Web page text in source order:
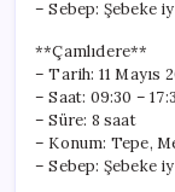
– Sebep: Şebeke
**Çamlıdere**
– Tarih: 11 Mayıs
– Saat: 09:30 –
– Süre: 8 saat
– Konum: Tepe,
– Sebep: Şebeke